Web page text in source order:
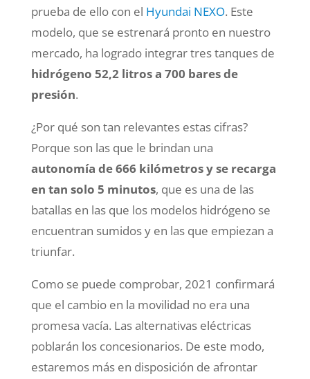
prueba de ello con el Hyundai NEXO. Este
modelo, que se estrenará pronto en nuestro
mercado, ha logrado integrar tres tanques de
hidrógeno 52,2 litros a 700 bares de
presión.
¿Por qué son tan relevantes estas cifras?
Porque son las que le brindan una
autonomía de 666 kilómetros y se recarga
en tan solo 5 minutos, que es una de las
batallas en las que los modelos hidrógeno se
encuentran sumidos y en las que empiezan a
triunfar.
Como se puede comprobar, 2021 confirmará
que el cambio en la movilidad no era una
promesa vacía. Las alternativas eléctricas
poblarán los concesionarios. De este modo,
estaremos más en disposición de afrontar